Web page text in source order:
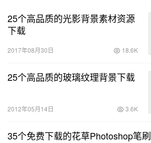
25个高品质的光影背景素材资源
下载
2017年08月30日 18.6K
25个高品质的玻璃纹理背景下载
2012年05月14日 3.6K
35个免费下载的花草Photoshop笔刷